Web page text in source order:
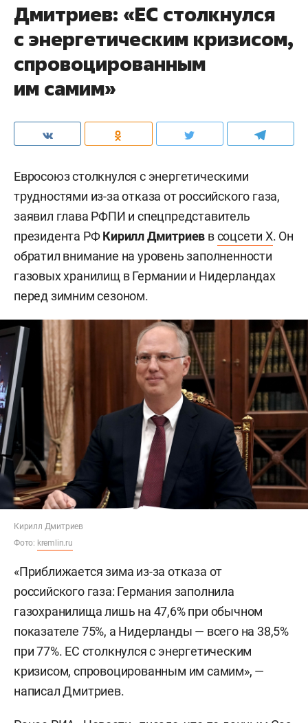
Дмитриев: «ЕС столкнулся
с энергетическим кризисом,
спровоцированным
им самим»
Евросоюз столкнулся с энергетическими
трудностями из-за отказа от российского газа,
заявил глава РФПИ и спецпредставитель
президента РФКирилл Дмитриев всоцсети X. Он
обратил внимание на уровень заполненности
газовых хранилищ в Германии и Нидерландах
перед зимним сезоном.
Кирилл Дмитриев
Фото: kremlin.ru
«Приближается зима из-за отказа от
российского газа: Германия заполнила
газохранилища лишь на 47,6% при обычном
показателе 75%, а Нидерланды — всего на 38,5%
при 77%. ЕС столкнулся с энергетическим
кризисом, спровоцированным им самим», —
написал Дмитриев.